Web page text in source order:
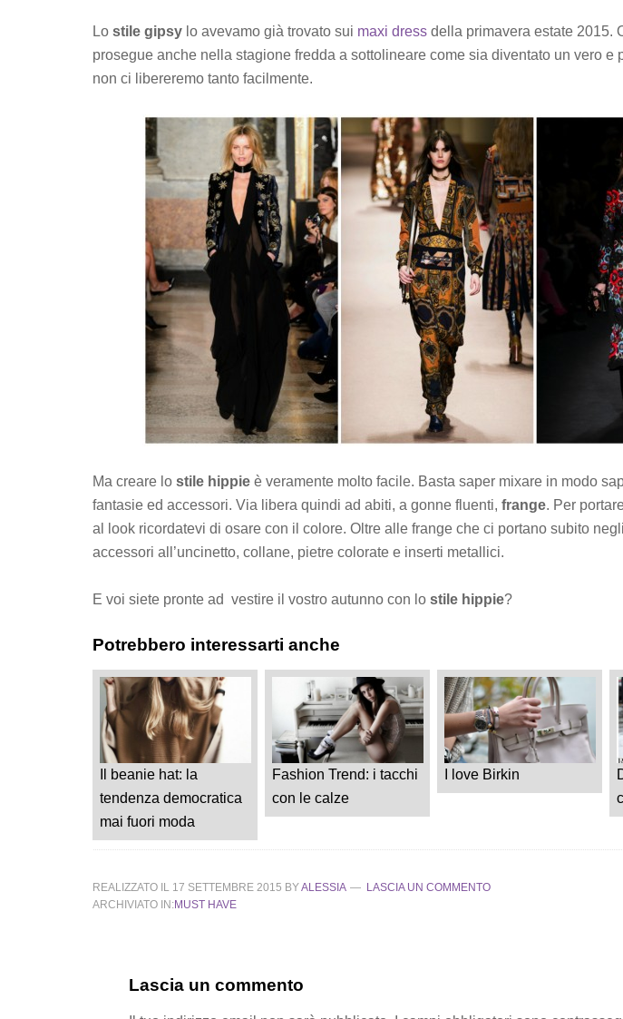
Lo stile gipsy lo avevamo già trovato sui maxi dress della primavera estate 2015.
prosegue anche nella stagione fredda a sottolineare come sia diventato un vero e
non ci libereremo tanto facilmente.
Ma creare lo stile hippie è veramente molto facile. Basta saper mixare in modo
fantasie ed accessori. Via libera quindi ad abiti, a gonne fluenti, frange. Per
al look ricordatevi di osare con il colore. Oltre alle frange che ci portano subito
accessori all’uncinetto, collane, pietre colorate e inserti metallici.
E voi siete pronte ad vestire il vostro autunno con lo stile hippie?
Potrebbero interessarti anche
Il beanie hat: la
tendenza democratica
mai fuori moda
Fashion Trend: i tacchi
con le calze
I love Birkin
REALIZZATO IL 17 SETTEMBRE 2015 BYALESSIA
LASCIA UN COMMENTO
ARCHIVIATO IN:MUST HAVE
Lascia un commento